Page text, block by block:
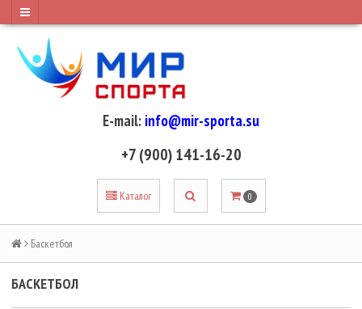
E-mail: info@mir-sporta.su
+7 (900) 141-16-20
Каталог 0
Баскетбол
БАСКЕТБОЛ